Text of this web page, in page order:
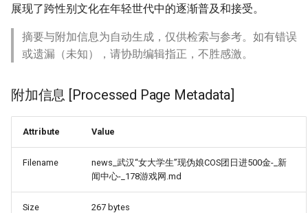
h
展现了跨性别文化在年轻世代中的逐渐普及和接受。
摘要与附加信息为自动生成，仅供检索与参考。如有错误
或遗漏（未知），请协助编辑指正，不胜感激。
附加信息 [Processed Page Metadata]
Attribute Value
Filename
news_武汉“女大学生”现伪娘COS团日进500金-_新
闻中心-_178游戏网.md
Size 267 bytes